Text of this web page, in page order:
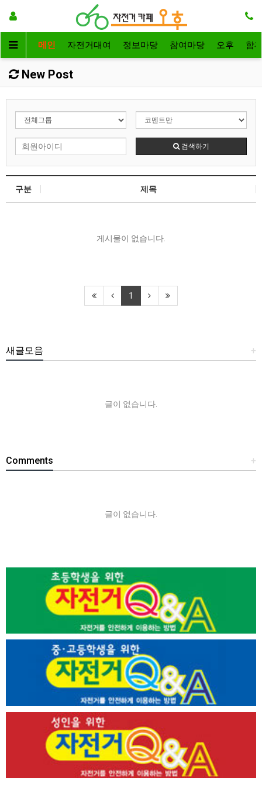
메인 자전거대여 정보마당 참여마당 오후 함
New Post
검색하기
구분 제목
게시물이 없습니다.
1
+
새글모음
글이 없습니다.
+
Comments
글이 없습니다.